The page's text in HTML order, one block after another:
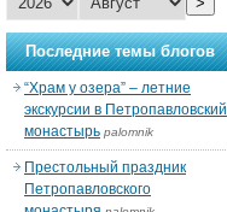
Последние темы блогов
“Храм у озера” – летние
экскурсии в Петропавловский
монастырь palomnik
Престольный праздник
Петропавловского